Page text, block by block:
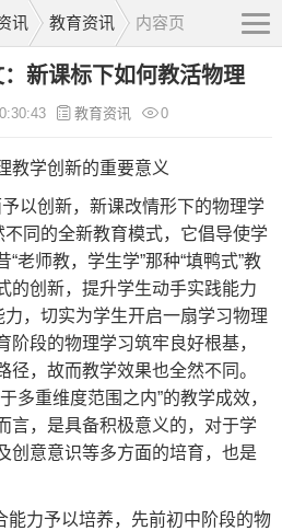
讯 教育资讯 内容页
新课标下如何教活物理
教育资讯 0
教学创新的重要意义
以创新，新课改情形下的物理学
不同的全新教育模式，它倡导使学
老师教，学生学”那种“填鸭式”教
的创新，提升学生动手实践能力
力，切实为学生开启一扇学习物理
阶段的物理学习筑牢良好根基，
径，故而教学效果也全然不同。
多重维度范围之内”的教学成效，
言，是具备积极意义的，对于学
创意意识等多方面的培育，也是
能力予以培养，先前初中阶段的物